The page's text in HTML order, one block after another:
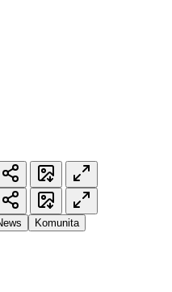
Komunita